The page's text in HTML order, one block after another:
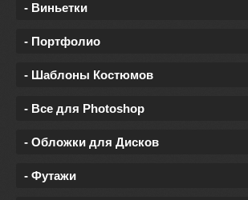
- Виньетки
- Портфолио
- Шаблоны Костюмов
- Все для Photoshop
- Обложки для Дисков
- Футажи